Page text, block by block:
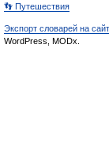
👣 Путешествия
Экспорт словарей на
WordPress, MODx.